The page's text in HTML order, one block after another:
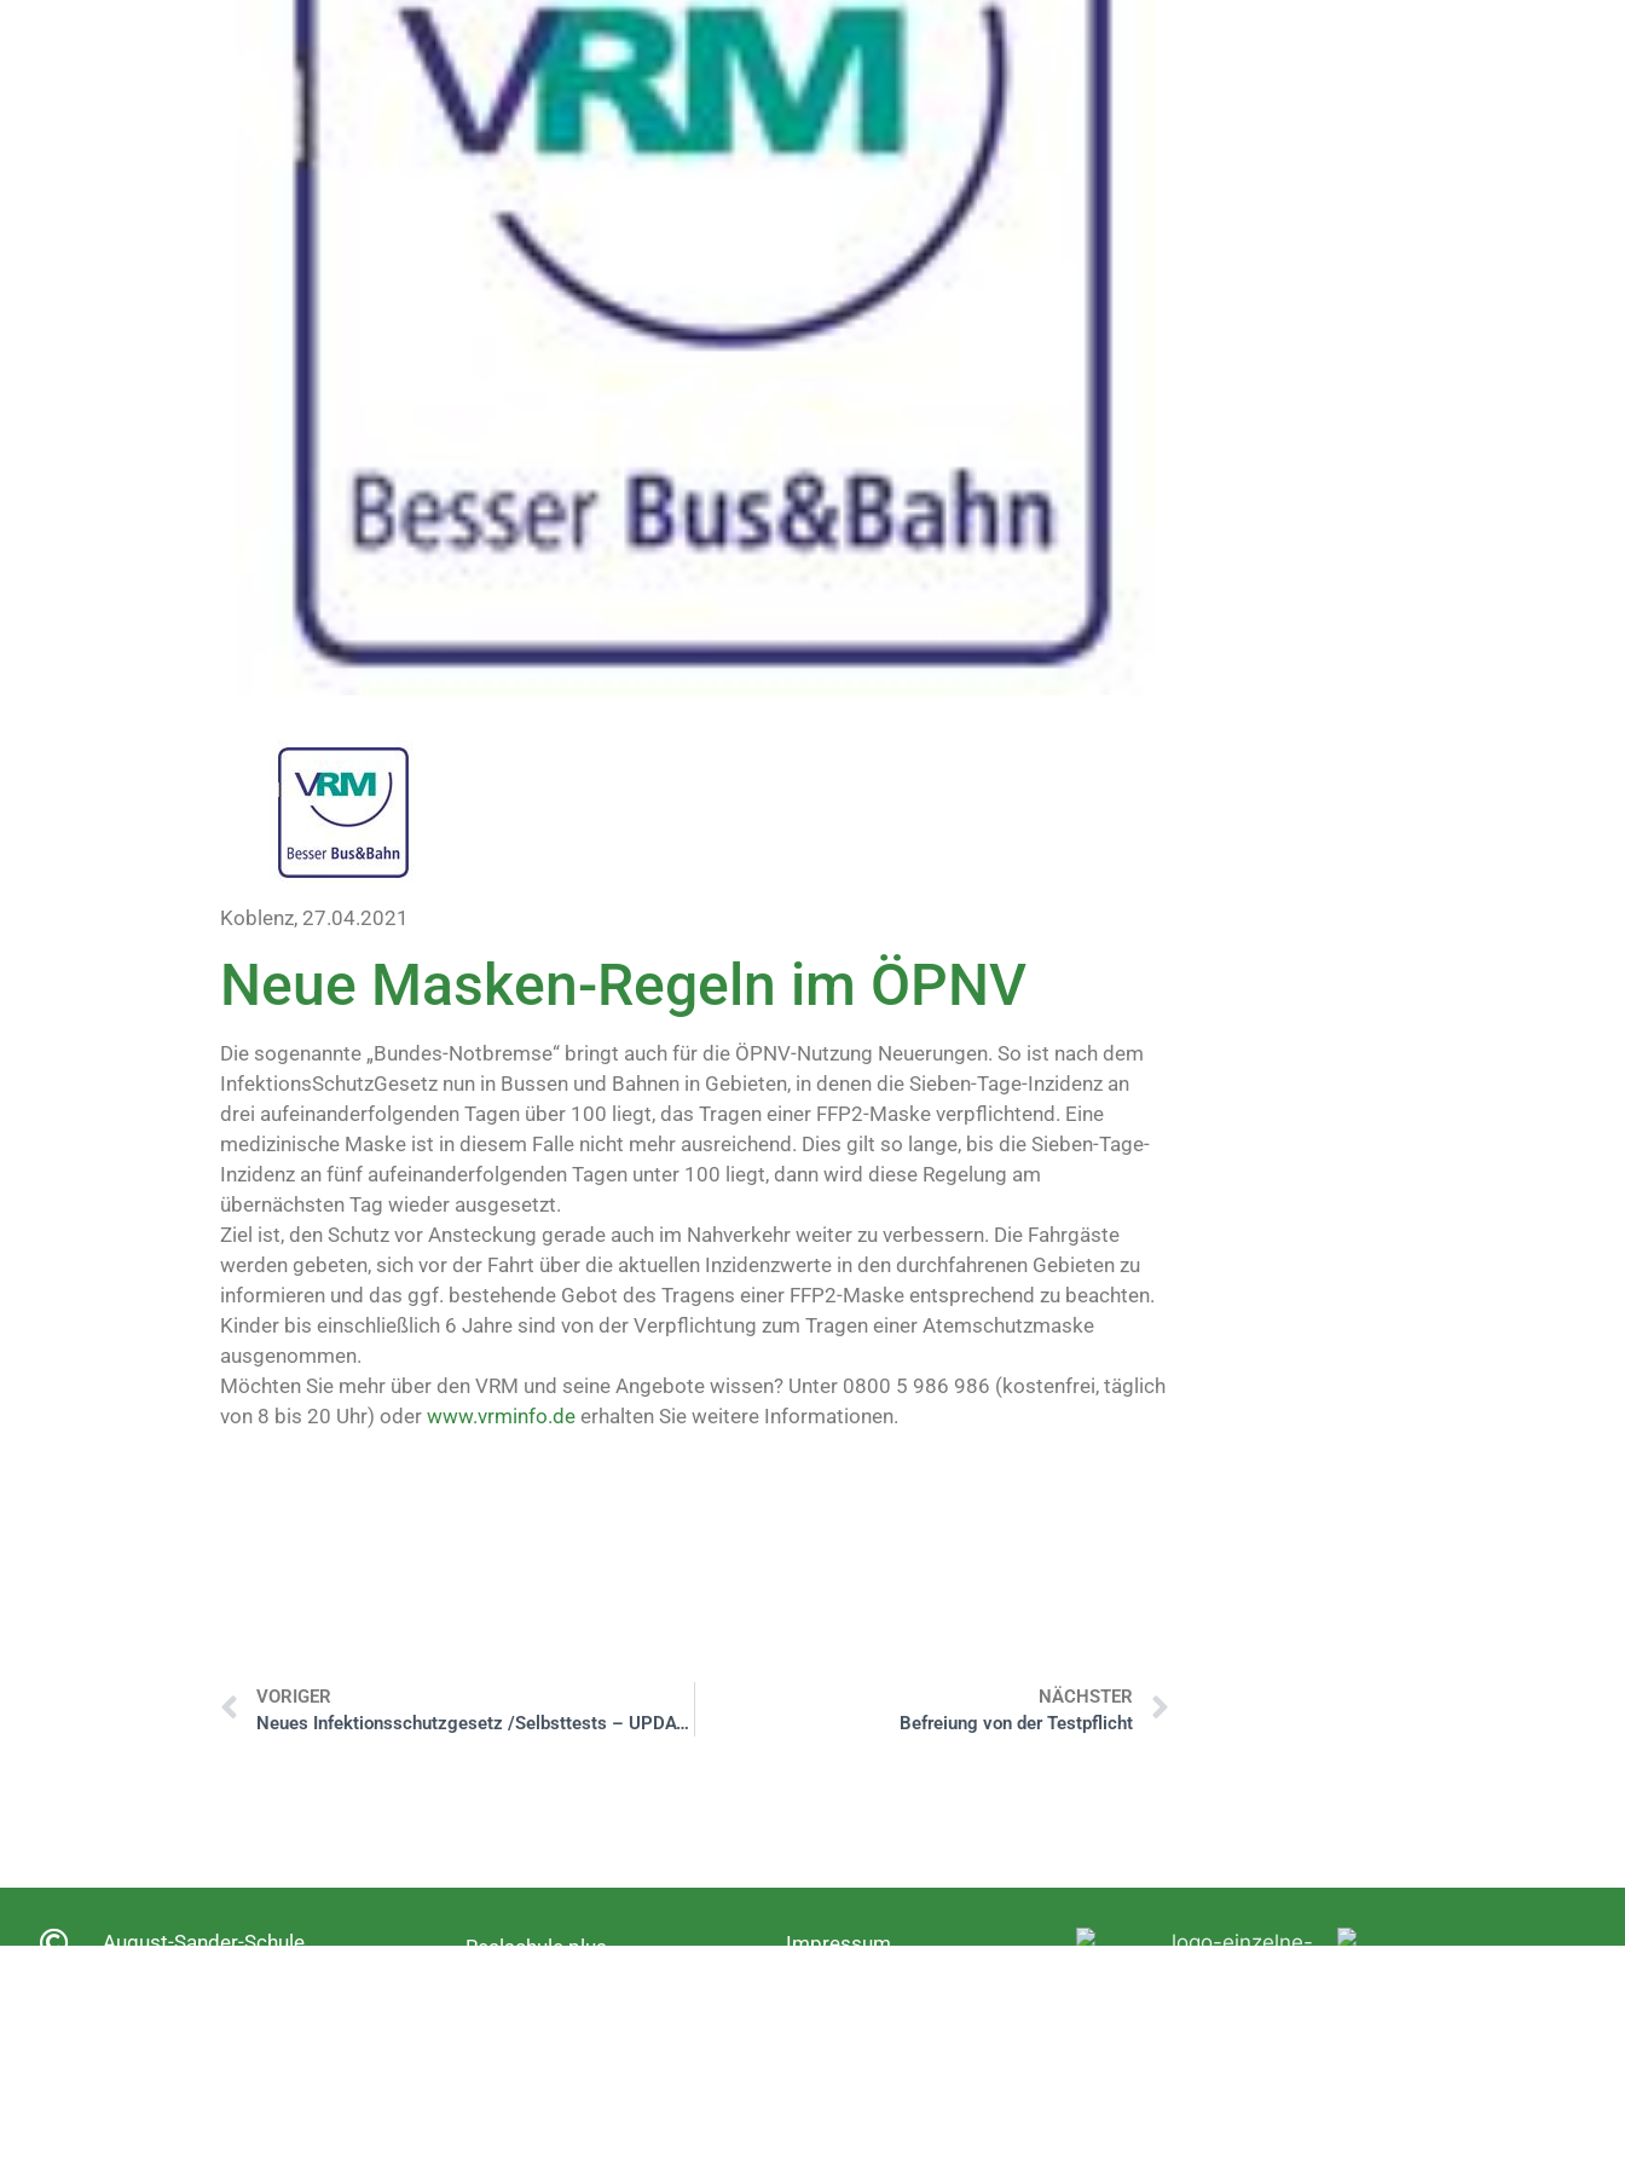
Koblenz, 27.04.2021
Neue Masken-Regeln im ÖPNV
Die sogenannte „Bundes-Notbremse“ bringt auch für die ÖPNV-Nutzung Neuerungen. So ist nach dem
InfektionsSchutzGesetz nun in Bussen und Bahnen in Gebieten, in denen die Sieben-Tage-Inzidenz an
drei aufeinanderfolgenden Tagen über 100 liegt, das Tragen einer FFP2-Maske verpflichtend. Eine
medizinische Maske ist in diesem Falle nicht mehr ausreichend. Dies gilt so lange, bis die Sieben-Tage-
Inzidenz an fünf aufeinanderfolgenden Tagen unter 100 liegt, dann wird diese Regelung am
übernächsten Tag wieder ausgesetzt.
Ziel ist, den Schutz vor Ansteckung gerade auch im Nahverkehr weiter zu verbessern. Die Fahrgäste
werden gebeten, sich vor der Fahrt über die aktuellen Inzidenzwerte in den durchfahrenen Gebieten zu
informieren und das ggf. bestehende Gebot des Tragens einer FFP2-Maske entsprechend zu beachten.
Kinder bis einschließlich 6 Jahre sind von der Verpflichtung zum Tragen einer Atemschutzmaske
ausgenommen.
Möchten Sie mehr über den VRM und seine Angebote wissen? Unter 0800 5 986 986 (kostenfrei, täglich
von 8 bis 20 Uhr) oderwww.vrminfo.deerhalten Sie weitere Informationen.
VORIGER
Neues Infektionsschutzgesetz /Selbsttests – UPDATE
NÄCHSTER
Befreiung von der Testpflicht
August-Sander-Schule
Realschule plus
Impressum